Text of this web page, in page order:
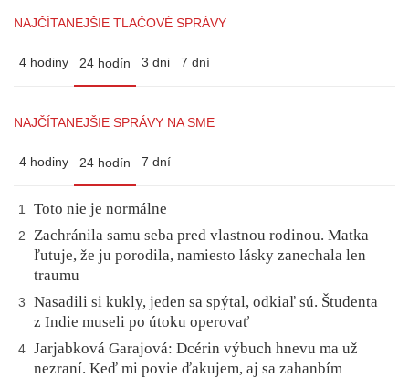
NAJČÍTANEJŠIE TLAČOVÉ SPRÁVY
4 hodiny 24 hodín 3 dni 7 dní
NAJČÍTANEJŠIE SPRÁVY NA SME
4 hodiny 24 hodín 7 dní
1 Toto nie je normálne
2
Zachránila samu seba pred vlastnou rodinou. Matka
ľutuje, že ju porodila, namiesto lásky zanechala len
traumu
3
Nasadili si kukly, jeden sa spýtal, odkiaľ sú. Študenta
z Indie museli po útoku operovať
4 Jarjabková Garajová: Dcérin výbuch hnevu ma už
nezraní. Keď mi povie ďakujem, aj sa zahanbím